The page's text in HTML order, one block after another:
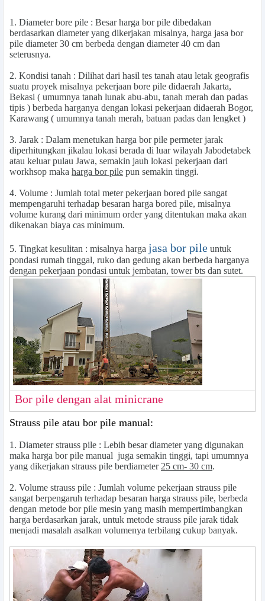
1. Diameter bore pile : Besar harga bor pile dibedakan
berdasarkan diameter yang dikerjakan misalnya, harga jasa bor
pile diameter 30 cm berbeda dengan diameter 40 cm dan
seterusnya.
2. Kondisi tanah : Dilihat dari hasil tes tanah atau letak geografis
suatu proyek misalnya pekerjaan bore pile didaerah Jakarta,
Bekasi ( umumnya tanah lunak abu-abu, tanah merah dan padas
tipis ) berbeda harganya dengan lokasi pekerjaan didaerah Bogor,
Karawang ( umumnya tanah merah, batuan padas dan lengket )
3. Jarak : Dalam menetukan harga bor pile permeter jarak
diperhitungkan jikalau lokasi berada di luar wilayah Jabodetabek
atau keluar pulau Jawa, semakin jauh lokasi pekerjaan dari
workhsop maka harga bor pile pun semakin tinggi.
4. Volume : Jumlah total meter pekerjaan bored pile sangat
mempengaruhi terhadap besaran harga bored pile, misalnya
volume kurang dari minimum order yang ditentukan maka akan
dikenakan biaya cas minimum.
5. Tingkat kesulitan : misalnya harga jasa bor pile untuk
pondasi rumah tinggal, ruko dan gedung akan berbeda harganya
dengan pekerjaan pondasi untuk jembatan, tower bts dan sutet.
Bor pile dengan alat minicrane
Strauss pile atau bor pile manual:
1. Diameter strauss pile : Lebih besar diameter yang digunakan
maka harga bor pile manual juga semakin tinggi, tapi umumnya
yang dikerjakan strauss pile berdiameter 25 cm- 30 cm.
2. Volume strauss pile : Jumlah volume pekerjaan strauss pile
sangat berpengaruh terhadap besaran harga strauss pile, berbeda
dengan metode bor pile mesin yang masih mempertimbangkan
harga berdasarkan jarak, untuk metode strauss pile jarak tidak
menjadi masalah asalkan volumenya terbilang cukup banyak.